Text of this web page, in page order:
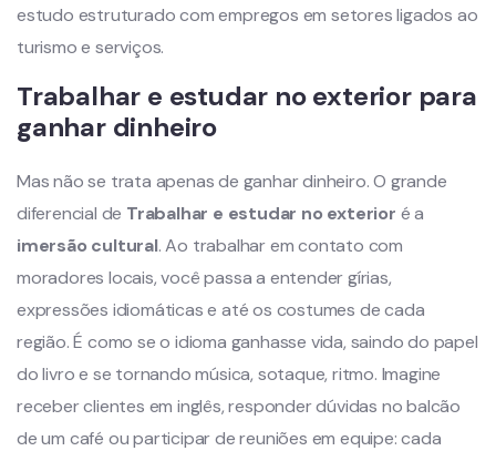
estudo estruturado com empregos em setores ligados ao
turismo e serviços.
Trabalhar e estudar no exterior para
ganhar dinheiro
Mas não se trata apenas de ganhar dinheiro. O grande
diferencial de Trabalhar e estudar no exterior é a
imersão cultural. Ao trabalhar em contato com
moradores locais, você passa a entender gírias,
expressões idiomáticas e até os costumes de cada
região. É como se o idioma ganhasse vida, saindo do papel
do livro e se tornando música, sotaque, ritmo. Imagine
receber clientes em inglês, responder dúvidas no balcão
de um café ou participar de reuniões em equipe: cada